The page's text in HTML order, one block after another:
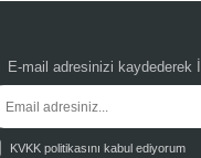
E-mail adresinizi kaydederek
KVKK politikasını kabul ediyorum